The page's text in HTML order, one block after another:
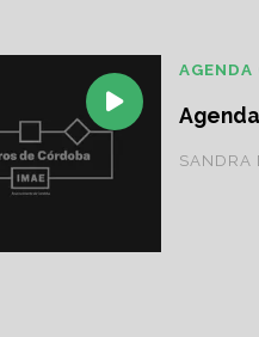
SANDRA
AGENDA